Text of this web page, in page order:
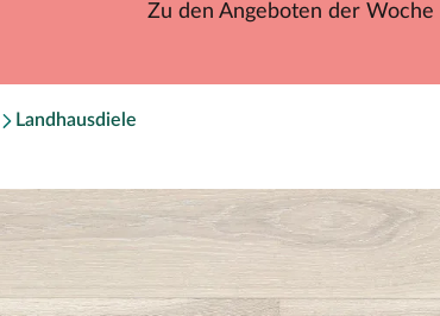
Zu den Angeboten der Woche
Landhausdiele